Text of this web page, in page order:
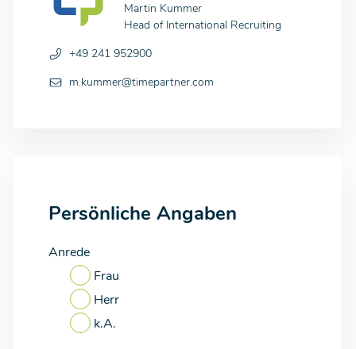
Martin Kummer
Head of International Recruiting
+49 241 952900
m.kummer@timepartner.com
Persönliche Angaben
Anrede
Frau
Herr
k.A.